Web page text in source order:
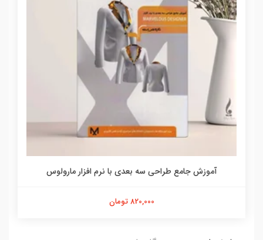
آموزش جامع طراحی سه بعدی با نرم افزار مارولوس
820,000 تومان